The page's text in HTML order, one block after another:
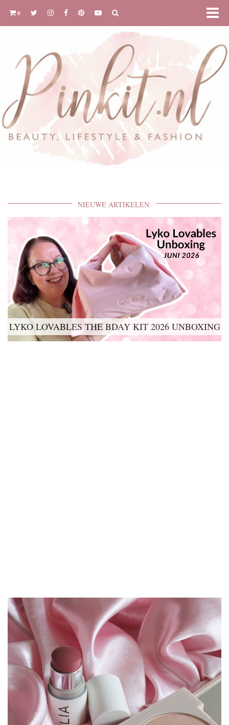
0
NIEUWE ARTIKELEN:
VADERDAG 2026 CADEAUTIPS |
VERWENMOMENTEN VOOR DE LIEFSTE
(BONUS)VADER